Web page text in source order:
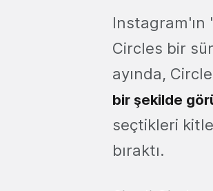
Instagram'ın
Circles bir
ayında,
bir şekilde
seçtikleri
bıraktı.